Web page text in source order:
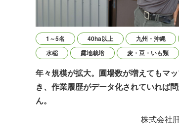
年々規模が拡大。圃場数が増えてもマ
き、作業履歴がデータ化されていれば
ん。
株式会社
1～5名 40ha以上 九州・沖縄
水稲
露地栽培 麦・豆・いも類